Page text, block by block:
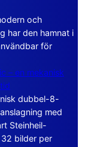
och
har den hamnat i
för
– en mekanisk
dubbel-8-
med
Steinheil-
bilder per